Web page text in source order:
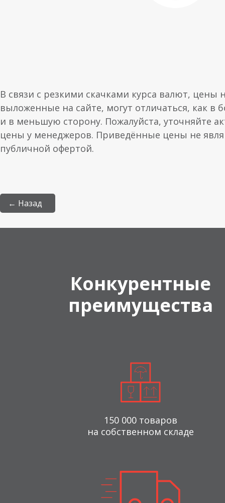
В связи с резкими скачками курса валют, цены
выложенные на сайте, могут отличаться, как в
и в меньшую сторону. Пожалуйста, уточняйте
цены у менеджеров. Приведённые цены не
публичной офертой.
← Назад
Конкурентные
преимущества
150 000 товаров
на собственном складе